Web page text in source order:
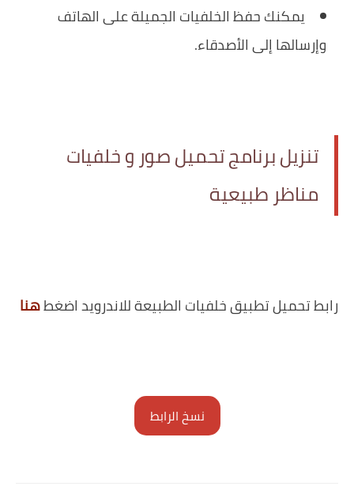
‏يمكنك حفظ الخلفيات الجميلة على الهاتف
وإرسالها إلى الأصدقاء.
تنزيل برنامج تحميل صور و خلفيات
مناظر طبيعية
رابط تحميل تطبيق خلفيات الطبيعة للاندرويد اضغطهنا
نسخ الرابط